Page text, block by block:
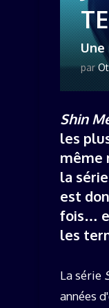
par
Shin
les
même
la
est
fois…
les
La série
années